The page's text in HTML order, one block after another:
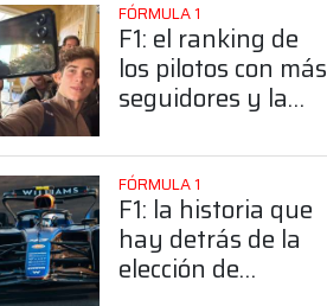
FÓRMULA 1
F1: el ranking de
los pilotos con más
seguidores y la
posición de
Colapinto
FÓRMULA 1
F1: la historia que
hay detrás de la
elección de